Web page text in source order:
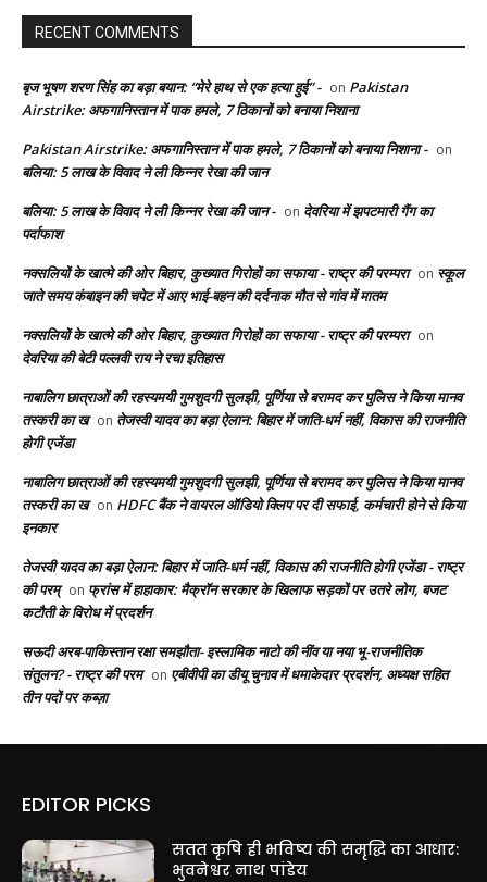
RECENT COMMENTS
बृज भूषण शरण सिंह का बड़ा बयान: “मेरे हाथ से एक हत्या हुई” - on Pakistan
Airstrike: अफगानिस्तान में पाक हमले, 7 ठिकानों को बनाया निशाना
Pakistan Airstrike: अफगानिस्तान में पाक हमले, 7 ठिकानों को बनाया निशाना - on
बलिया: 5 लाख के विवाद ने ली किन्नर रेखा की जान
बलिया: 5 लाख के विवाद ने ली किन्नर रेखा की जान - on देवरिया में झपटमारी गैंग का
पर्दाफाश
नक्सलियों के खात्मे की ओर बिहार, कुख्यात गिरोहों का सफाया - राष्ट्र की परम्परा on स्कूल
जाते समय कंबाइन की चपेट में आए भाई-बहन की दर्दनाक मौत से गांव में मातम
नक्सलियों के खात्मे की ओर बिहार, कुख्यात गिरोहों का सफाया - राष्ट्र की परम्परा on
देवरिया की बेटी पल्लवी राय ने रचा इतिहास
नाबालिग छात्राओं की रहस्यमयी गुमशुदगी सुलझी, पूर्णिया से बरामद कर पुलिस ने किया मानव
तस्करी का ख on तेजस्वी यादव का बड़ा ऐलान: बिहार में जाति-धर्म नहीं, विकास की राजनीति
होगी एजेंडा
नाबालिग छात्राओं की रहस्यमयी गुमशुदगी सुलझी, पूर्णिया से बरामद कर पुलिस ने किया मानव
तस्करी का ख on HDFC बैंक ने वायरल ऑडियो क्लिप पर दी सफाई, कर्मचारी होने से किया
इनकार
तेजस्वी यादव का बड़ा ऐलान: बिहार में जाति-धर्म नहीं, विकास की राजनीति होगी एजेंडा - राष्ट्र
की परम् on फ्रांस में हाहाकार: मैक्रॉन सरकार के खिलाफ सड़कों पर उतरे लोग, बजट
कटौती के विरोध में प्रदर्शन
सऊदी अरब-पाकिस्तान रक्षा समझौता- इस्लामिक नाटो की नींव या नया भू-राजनीतिक
संतुलन? - राष्ट्र की परम on एबीवीपी का डीयू चुनाव में धमाकेदार प्रदर्शन, अध्यक्ष सहित
तीन पदों पर कब्ज़ा
EDITOR PICKS
सतत कृषि ही भविष्य की समृद्धि का आधार:
भुवनेश्वर नाथ पांडेय